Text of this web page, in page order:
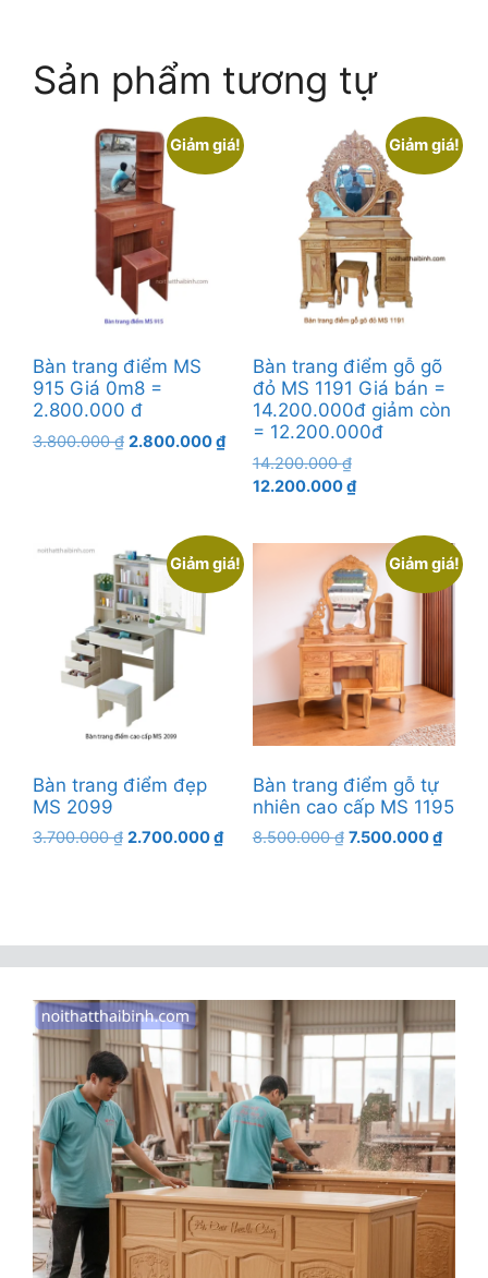
Sản phẩm tương tự
Giảm giá!
Bàn trang điểm MS
915 Giá 0m8 =
2.800.000 đ
3.800.000₫ Giá
2.800.000₫Giá
hiện
Giảm giá!
Bàn trang điểm gỗ gõ
đỏ MS 1191 Giá bán =
14.200.000đ giảm còn
= 12.200.000đ
14.200.000₫Giá
gốc
14.200.000 ₫.
12.200.000₫Giá
là:
12.200.000 ₫.
Giảm giá!
Bàn trang điểm đẹp
MS 2099
3.700.000₫ Giá
2.700.000₫Giá
Giảm giá!
Bàn trang điểm gỗ tự
nhiên cao cấp MS 1195
8.500.000₫ Giá
7.500.000₫Giá